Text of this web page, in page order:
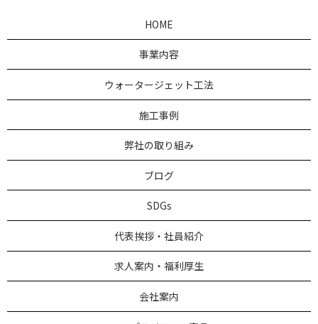
HOME
事業内容
ウォータージェット工法
施工事例
弊社の取り組み
ブログ
SDGs
代表挨拶・社員紹介
求人案内・福利厚生
会社案内